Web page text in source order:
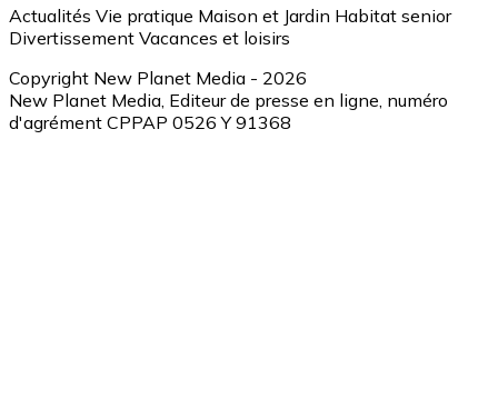
Actualités Vie pratique Maison et Jardin Habitat senior
Divertissement Vacances et loisirs
Copyright New Planet Media - 2026
New Planet Media, Editeur de presse en ligne, numéro
d'agrément CPPAP 0526 Y 91368